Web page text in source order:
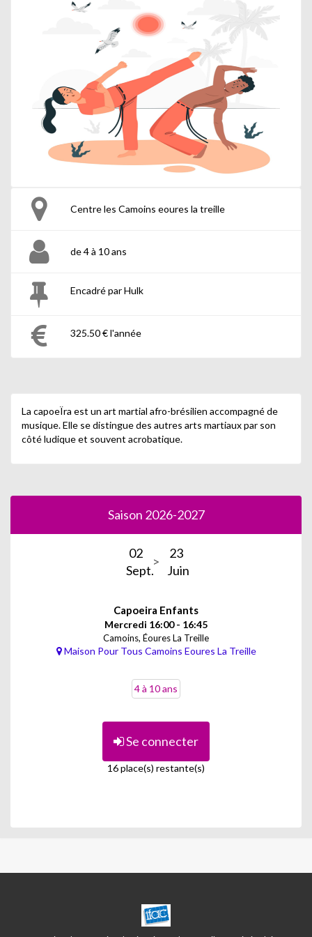
Centre les Camoins eoures la treille
de 4 à 10 ans
Encadré par Hulk
325.50 € l'année
La capoeÏra est un art martial afro-brésilien accompagné de
musique. Elle se distingue des autres arts martiaux par son
côté ludique et souvent acrobatique.
Saison 2026-2027
02
Sept.
23
Juin
Capoeira Enfants
Mercredi 16:00 - 16:45
Camoins, Éoures La Treille
Maison Pour Tous Camoins Eoures La Treille
4 à 10 ans
Se connecter
16 place(s) restante(s)
CENTRE
CAMOINS/EOURES